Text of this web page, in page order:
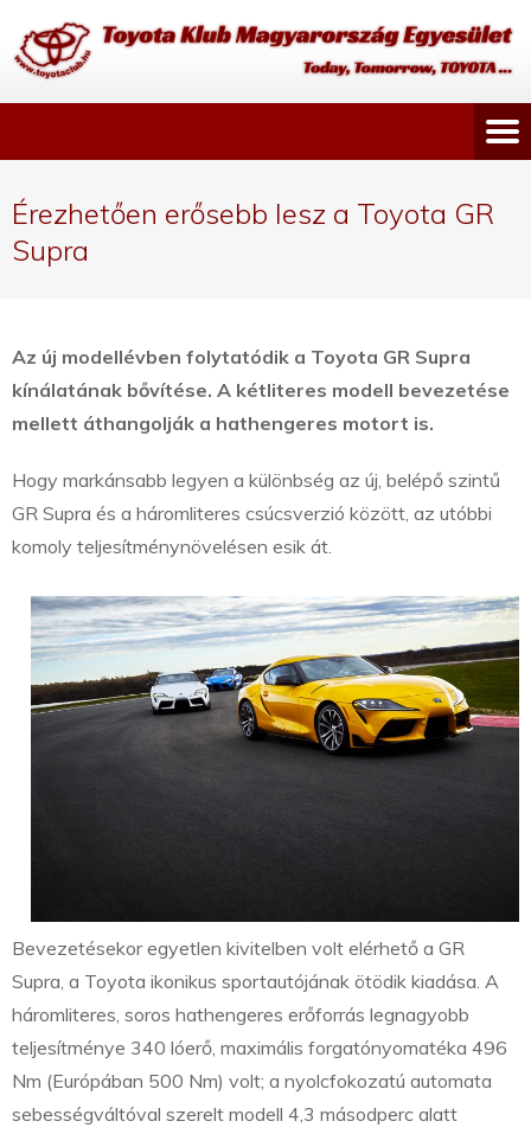
Érezhetően erősebb lesz a Toyota GR
Supra
Az új modellévben folytatódik a Toyota GR Supra
kínálatának bővítése. A kétliteres modell bevezetése
mellett áthangolják a hathengeres motort is.
Hogy markánsabb legyen a különbség az új, belépő szintű
GR Supra és a háromliteres csúcsverzió között, az utóbbi
komoly teljesítménynövelésen esik át.
Bevezetésekor egyetlen kivitelben volt elérhető a GR
Supra, a Toyota ikonikus sportautójának ötödik kiadása. A
háromliteres, soros hathengeres erőforrás legnagyobb
teljesítménye 340 lóerő, maximális forgatónyomatéka 496
Nm (Európában 500 Nm) volt; a nyolcfokozatú automata
sebességváltóval szerelt modell 4,3 másodperc alatt